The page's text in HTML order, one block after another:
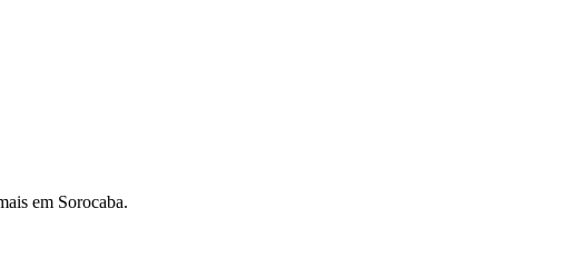
em Sorocaba.